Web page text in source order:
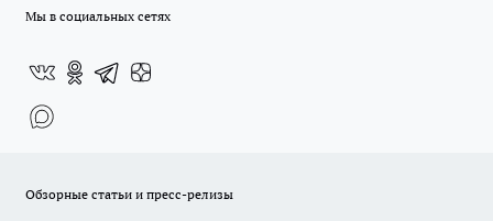
Мы в социальных сетях
Обзорные статьи и пресс-релизы